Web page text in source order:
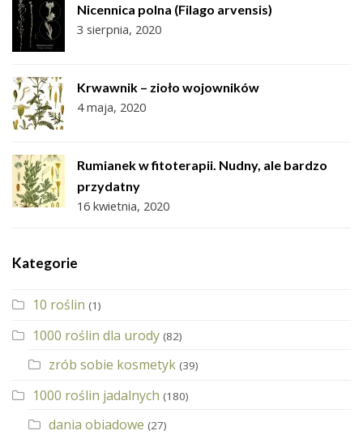
Nicennica polna (Filago arvensis)
3 sierpnia, 2020
Krwawnik – zioło wojowników
4 maja, 2020
Rumianek w fitoterapii. Nudny, ale bardzo
przydatny
16 kwietnia, 2020
Kategorie
10 roślin (1)
1000 roślin dla urody (82)
zrób sobie kosmetyk (39)
1000 roślin jadalnych (180)
dania obiadowe (27)